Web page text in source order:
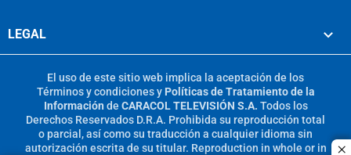
LEGAL
El uso de este sitio web implica la aceptación de los
Términos y condicionesy Políticas de Tratamiento de la
Información de CARACOL TELEVISIÓN S.A. Todos los
Derechos Reservados D.R.A. Prohibida su reproducción total
o parcial, así como su traducción a cualquier idioma sin
autorización escrita de su titular. Reproduction in whole or in